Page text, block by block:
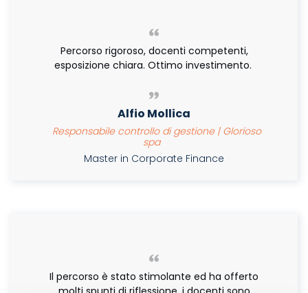
Percorso rigoroso, docenti competenti,
esposizione chiara. Ottimo investimento.
Alfio Mollica
Responsabile controllo di gestione | Glorioso
spa
Master in Corporate Finance
Il percorso è stato stimolante ed ha offerto